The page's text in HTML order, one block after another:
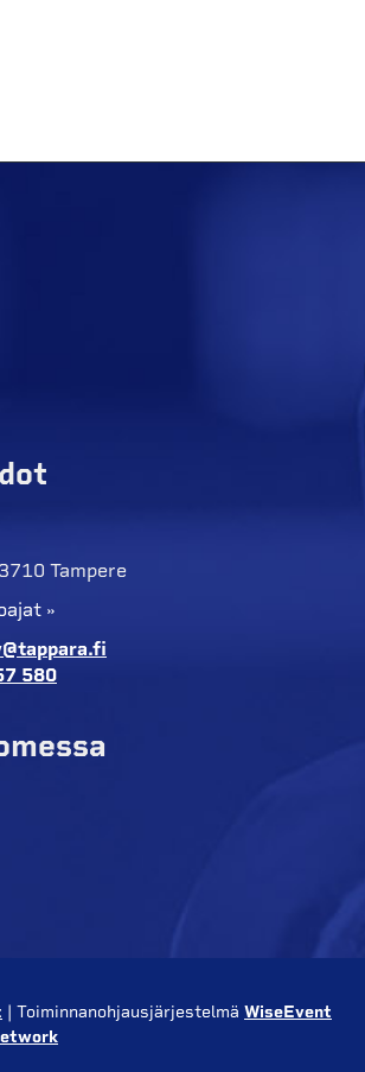
Tampere
»
580
| Toiminnanohjausjärjestelmä WiseEvent